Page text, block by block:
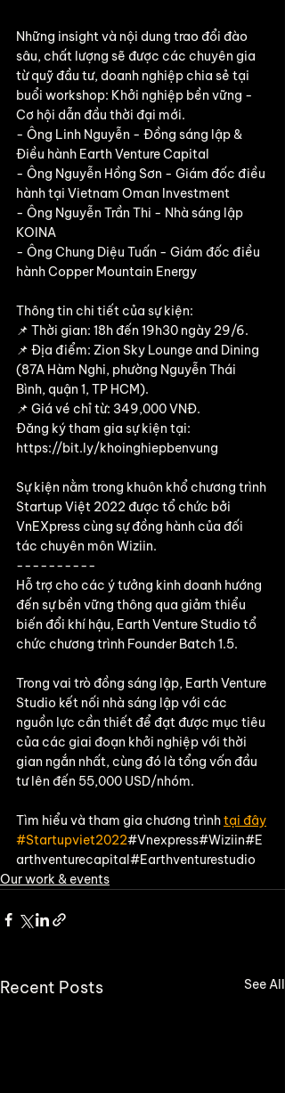
Những insight và nội dung trao đổi đào
sâu, chất lượng sẽ được các chuyên gia
từ quỹ đầu tư, doanh nghiệp chia sẻ tại
buổi workshop: Khởi nghiệp bền vững -
Cơ hội dẫn đầu thời đại mới.
- Ông Linh Nguyễn - Đồng sáng lập &
Điều hành Earth Venture Capital
- Ông Nguyễn Hồng Sơn - Giám đốc điều
hành tại Vietnam Oman Investment
- Ông Nguyễn Trần Thi - Nhà sáng lập
KOINA
- Ông Chung Diệu Tuấn - Giám đốc điều
hành Copper Mountain Energy
Thông tin chi tiết của sự kiện:
📌 Thời gian: 18h đến 19h30 ngày 29/6.
📌 Địa điểm: Zion Sky Lounge and Dining
(87A Hàm Nghi, phường Nguyễn Thái
Bình, quận 1, TP HCM).
📌 Giá vé chỉ từ: 349,000 VNĐ.
Đăng ký tham gia sự kiện tại:
https://bit.ly/khoinghiepbenvung
Sự kiện nằm trong khuôn khổ chương trình
Startup Việt 2022 được tổ chức bởi
VnEXpress cùng sự đồng hành của đối
tác chuyên môn Wiziin.
----------
Hỗ trợ cho các ý tưởng kinh doanh hướng
đến sự bền vững thông qua giảm thiểu
biến đổi khí hậu, Earth Venture Studio tổ
chức chương trình Founder Batch 1.5.
Trong vai trò đồng sáng lập, Earth Venture
Studio kết nối nhà sáng lập với các
nguồn lực cần thiết để đạt được mục tiêu
của các giai đoạn khởi nghiệp với thời
gian ngắn nhất, cùng đó là tổng vốn đầu
tư lên đến 55,000 USD/nhóm.
Tìm hiểu và tham gia chương trình tại đây
#Startupviet2022#Vnexpress#Wiziin#E
arthventurecapital#Earthventurestudio
Our work & events
Recent Posts See All